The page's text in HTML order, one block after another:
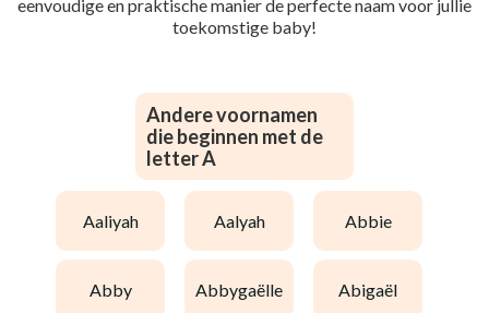
eenvoudige en praktische manier de perfecte naam voor jullie
toekomstige baby!
Andere voornamen
die beginnen met de
letter A
aaliyah aalyah abbie
abby abbygaëlle abigaël